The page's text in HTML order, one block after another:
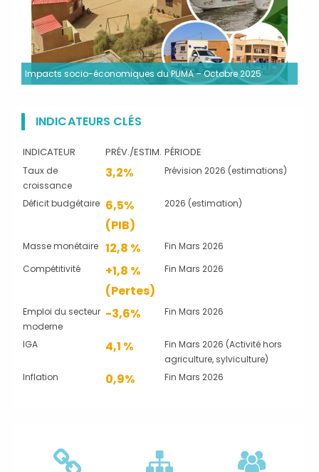
Impacts socio-économiques du PUMA – Octobre 2025
INDICATEURS CLÉS
INDICATEUR PRÉV./ESTIM. PÉRIODE
Taux de
croissance
3,2% Prévision 2026 (estimations)
Déficit budgétaire 6,5%
(PIB)
2026 (estimation)
Masse monétaire 12,8 %
Fin Mars 2026
Compétitivité
+1,8 %
(Pertes)
Fin Mars 2026
Emploi du secteur
moderne
-3,6% Fin Mars 2026
IGA 4,1 %
Fin Mars 2026 (Activité hors
agriculture, sylviculture)
Inflation
0,9% Fin Mars 2026